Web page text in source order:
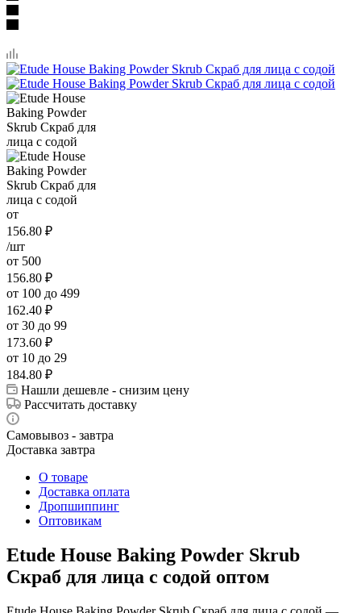
от
156.80 ₽
/шт
от 500
156.80 ₽
от 100 до 499
162.40 ₽
от 30 до 99
173.60 ₽
от 10 до 29
184.80 ₽
Нашли дешевле - снизим цену
Рассчитать доставку
Самовывоз - завтра
Доставка завтра
О товаре
Доставка оплата
Дропшиппинг
Оптовикам
Etude House Baking Powder Skrub
Скраб для лица с содой оптом